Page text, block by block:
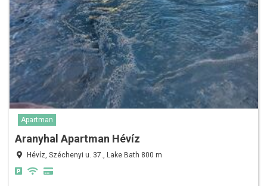
Apartman
Aranyhal Apartman Hévíz
Hévíz, Széchenyi u. 37., Lake Bath 800 m